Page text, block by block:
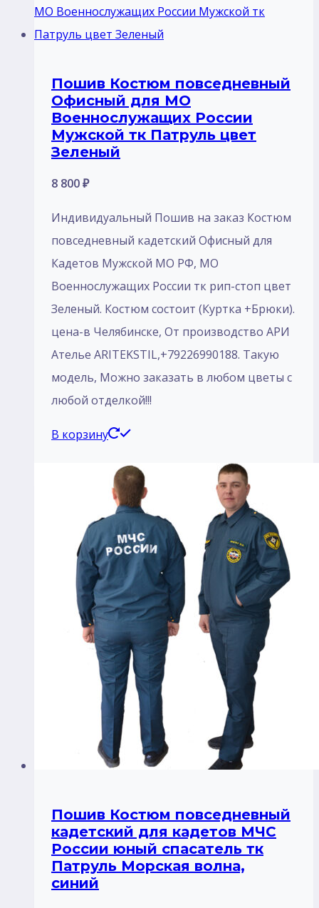
Пошив Костюм повседневный
Офисный для МО
Военнослужащих России
Мужской тк Патруль цвет
Зеленый
8 800₽
Индивидуальный Пошив на заказ Костюм
повседневный кадетский Офисный для
Кадетов Мужской МО РФ, МО
Военнослужащих России тк рип-стоп цвет
Зеленый. Костюм состоит (Куртка +Брюки).
цена-в Челябинске, От производство АРИ
Ателье ARITEKSTIL,+79226990188. Такую
модель, Mожно заказать в любом цветы с
любой отделкой!!!
В корзину
Пошив Костюм повседневный
кадетский для кадетов МЧС
России юный спасатель тк
Патруль Морская волна,
синий